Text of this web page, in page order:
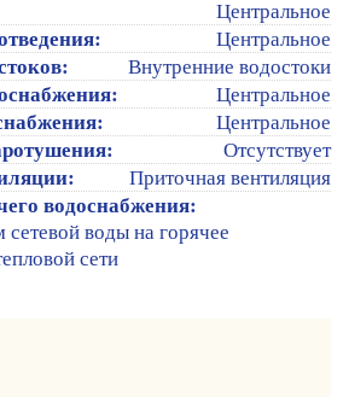
Центральное
Центральное
Внутренние водостоки
Центральное
Центральное
Отсутствует
Приточная вентиляция
водоснабжения:
воды на горячее
сети